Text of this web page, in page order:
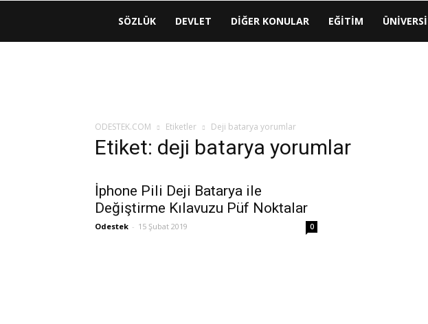
ODESTEK
SÖZLÜK DEVLET DIĞER KONULAR EĞITIM
ODESTEK.COM Etiketler Deji batarya yorumlar
Etiket: deji batarya yorumlar
İphone Pili Deji Batarya ile
Değiştirme Kılavuzu Püf Noktalar
Odestek - 15 Şubat 2019 0